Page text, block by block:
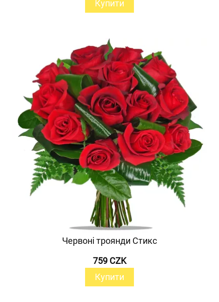
Купити
Червоні троянди Стикс
759 CZK
Купити